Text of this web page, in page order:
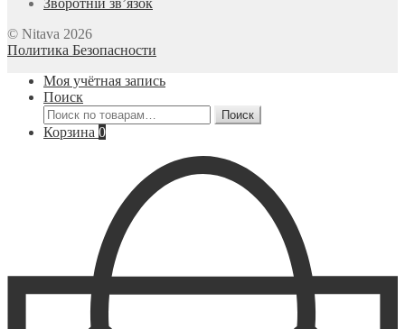
Зворотній зв’язок
© Nitava 2026
Политика Безопасности
Моя учётная запись
Поиск
Искать:
Поиск
Корзина 0